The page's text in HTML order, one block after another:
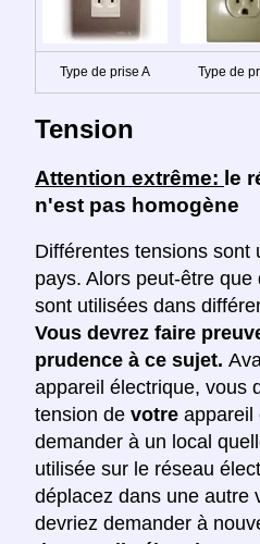
Type de prise A Type de
Tension
Attention extrême: le
n'est pas homogène
Différentes tensions sont
pays. Alors peut-être
sont utilisées dans
Vous devrez faire
prudence à ce sujet.
appareil électrique, vous
tension de votre appareil
demander à un local
utilisée sur le réseau
déplacez dans une autre
devriez demander à